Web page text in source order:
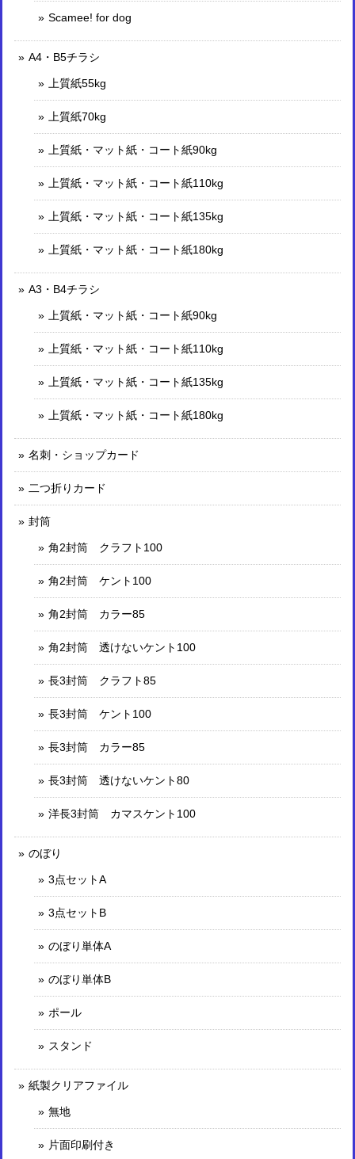
Scamee! for dog
A4・B5チラシ
上質紙55kg
上質紙70kg
上質紙・マット紙・コート紙90kg
上質紙・マット紙・コート紙110kg
上質紙・マット紙・コート紙135kg
上質紙・マット紙・コート紙180kg
A3・B4チラシ
上質紙・マット紙・コート紙90kg
上質紙・マット紙・コート紙110kg
上質紙・マット紙・コート紙135kg
上質紙・マット紙・コート紙180kg
名刺・ショップカード
二つ折りカード
封筒
角2封筒 クラフト100
角2封筒 ケント100
角2封筒 カラー85
角2封筒 透けないケント100
長3封筒 クラフト85
長3封筒 ケント100
長3封筒 カラー85
長3封筒 透けないケント80
洋長3封筒 カマスケント100
のぼり
3点セットA
3点セットB
のぼり単体A
のぼり単体B
ポール
スタンド
紙製クリアファイル
無地
片面印刷付き